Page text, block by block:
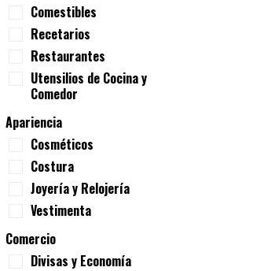
Comestibles
Recetarios
Restaurantes
Utensilios de Cocina y
Comedor
Apariencia
Cosméticos
Costura
Joyería y Relojería
Vestimenta
Comercio
Divisas y Economía